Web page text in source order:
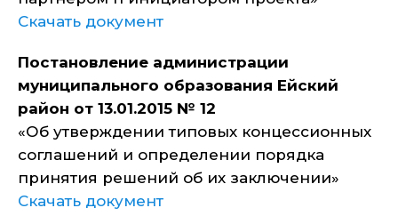
Скачать документ
Постановление администрации
муниципального образования Ейский
район от 13.01.2015 № 12
«Об утверждении типовых концессионных
соглашений и определении порядка
принятия решений об их заключении»
Скачать документ